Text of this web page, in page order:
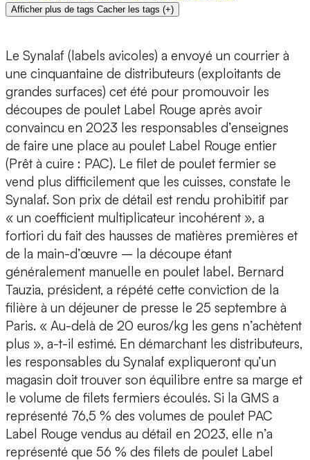
Afficher plus de tags Cacher les tags (+)
Le Synalaf (labels avicoles) a envoyé un courrier à
une cinquantaine de distributeurs (exploitants de
grandes surfaces) cet été pour promouvoir les
découpes de poulet Label Rouge après avoir
convaincu en 2023 les responsables d’enseignes
de faire une place au poulet Label Rouge entier
(Prêt à cuire : PAC). Le filet de poulet fermier se
vend plus difficilement que les cuisses, constate le
Synalaf. Son prix de détail est rendu prohibitif par
« un coefficient multiplicateur incohérent », a
fortiori du fait des hausses de matières premières et
de la main-d’œuvre – la découpe étant
généralement manuelle en poulet label. Bernard
Tauzia, président, a répété cette conviction de la
filière à un déjeuner de presse le 25 septembre à
Paris. « Au-delà de 20 euros/kg les gens n’achètent
plus », a-t-il estimé. En démarchant les distributeurs,
les responsables du Synalaf expliqueront qu’un
magasin doit trouver son équilibre entre sa marge et
le volume de filets fermiers écoulés. Si la GMS a
représenté 76,5 % des volumes de poulet PAC
Label Rouge vendus au détail en 2023, elle n’a
représenté que 56 % des filets de poulet Label